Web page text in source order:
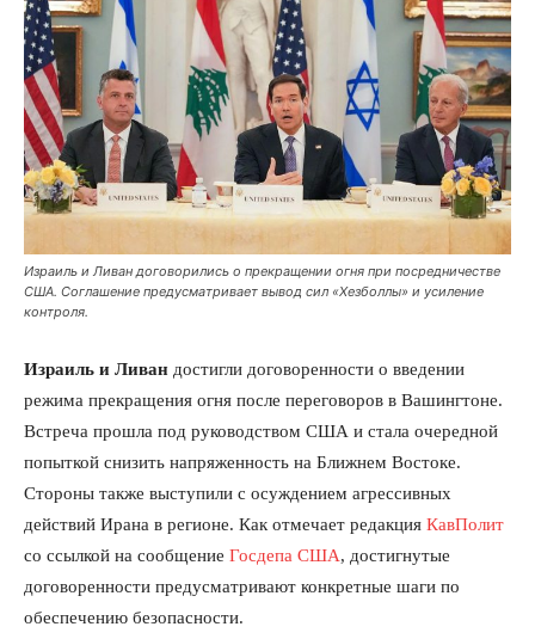
Израиль и Ливан договорились о прекращении огня при посредничестве
США. Соглашение предусматривает вывод сил «Хезболлы» и усиление
контроля.
Израиль и Ливан достигли договоренности о введении
режима прекращения огня после переговоров в Вашингтоне.
Встреча прошла под руководством США и стала очередной
попыткой снизить напряженность на Ближнем Востоке.
Стороны также выступили с осуждением агрессивных
действий Ирана в регионе. Как отмечает редакция КавПолит
со ссылкой на сообщение Госдепа США, достигнутые
договоренности предусматривают конкретные шаги по
обеспечению безопасности.